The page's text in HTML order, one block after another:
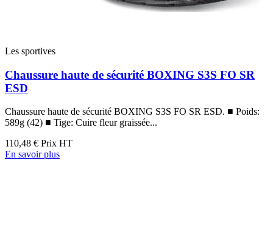
Les sportives
Chaussure haute de sécurité BOXING S3S FO SR
ESD
Chaussure haute de sécurité BOXING S3S FO SR ESD. ■ Poids:
589g (42) ■ Tige: Cuire fleur graissée...
110,48 € Prix HT
En savoir plus